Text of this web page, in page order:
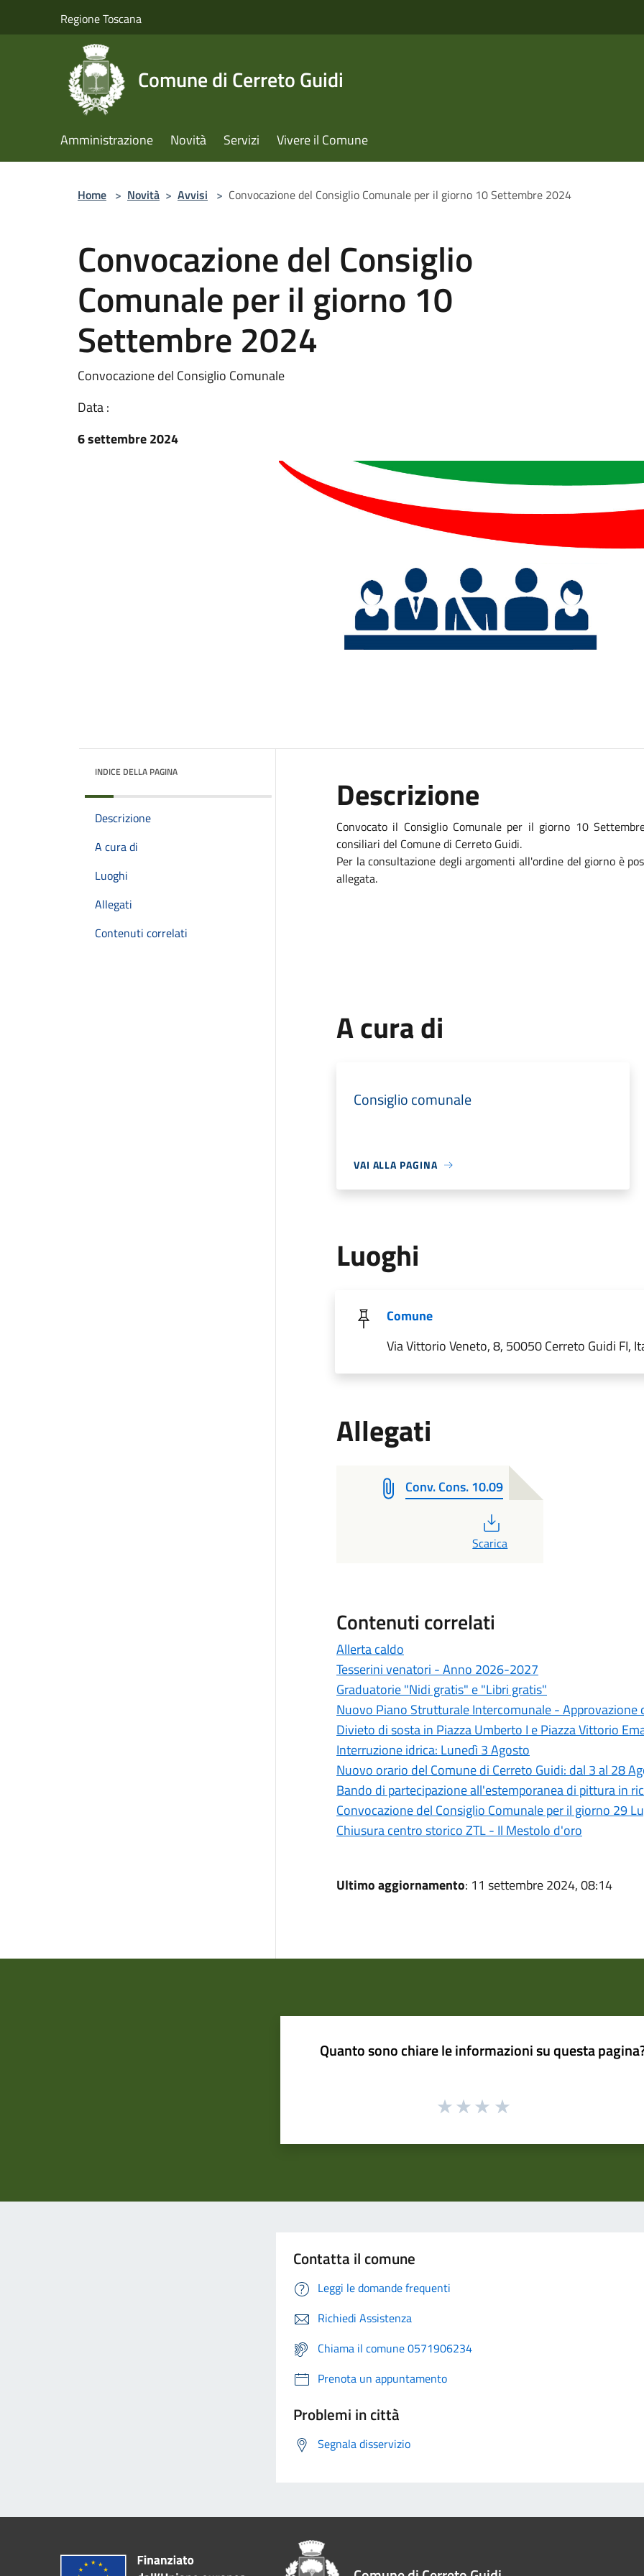
Regione Toscana
Comune di Cerreto Guidi
Amministrazione Novità Servizi Vivere il Comune
Home > Novità > Avvisi > Convocazione del Consiglio Comunale per il giorno 10 Settembre 2024
Convocazione del Consiglio
Comunale per il giorno 10
Settembre 2024
Convocazione del Consiglio Comunale
Data :
6 settembre 2024
INDICE DELLA PAGINA
Descrizione
A cura di
Luoghi
Allegati
Contenuti correlati
Descrizione
Convocato il Consiglio Comunale per il giorno 10
consiliari del Comune di Cerreto Guidi.
Per la consultazione degli argomenti all'ordine del giorno è
allegata.
A cura di
Consiglio comunale
VAI ALLA PAGINA
Luoghi
Comune
Via Vittorio Veneto, 8, 50050 Cerreto Guidi FI,
Allegati
Conv. Cons. 10.09
Scarica
Contenuti correlati
Allerta caldo
Tesserini venatori - Anno 2026-2027
Graduatorie "Nidi gratis" e "Libri gratis"
Nuovo Piano Strutturale Intercomunale - Approvazione
Divieto di sosta in Piazza Umberto I e Piazza Vittorio
Interruzione idrica: Lunedì 3 Agosto
Nuovo orario del Comune di Cerreto Guidi: dal 3 al 28
Bando di partecipazione all'estemporanea di pittura in
Convocazione del Consiglio Comunale per il giorno 29
Chiusura centro storico ZTL - Il Mestolo d'oro
Ultimo aggiornamento: 11 settembre 2024, 08:14
Quanto sono chiare le informazioni su questa
Contatta il comune
Leggi le domande frequenti
Richiedi Assistenza
Chiama il comune 0571906234
Prenota un appuntamento
Problemi in città
Segnala disservizio